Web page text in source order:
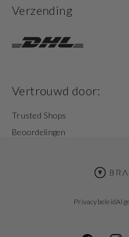
Verzending
Vertrouwd door:
Trusted Shops
Beoordelingen
Privacybeleid